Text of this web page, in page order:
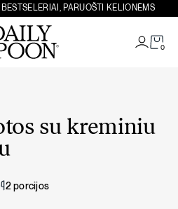
PARUOŠTI KELIONĖMS
0
su kreminiu
2 porcijos